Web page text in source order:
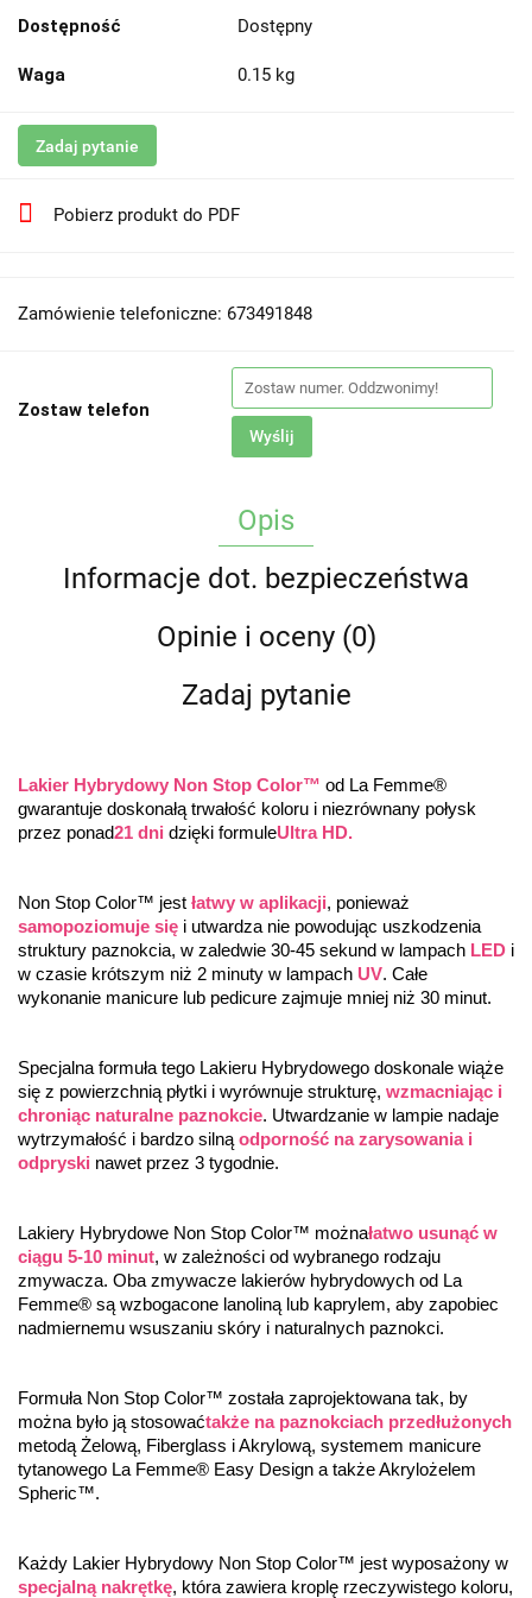
Dostępność Dostępny
Waga 0.15 kg
Zadaj pytanie
Pobierz produkt do PDF
Zamówienie telefoniczne: 673491848
Zostaw telefon
Wyślij
Opis
Informacje dot. bezpieczeństwa
Opinie i oceny (0)
Zadaj pytanie
Lakier Hybrydowy Non Stop Color™ od La Femme®
gwarantuje doskonałą trwałość koloru i niezrównany połysk
przez ponad21 dni dzięki formuleUltra HD.
Non Stop Color™ jest łatwy w aplikacji
samopoziomuje się i utwardza nie powodując uszkodzenia
struktury paznokcia, w zaledwie 30-45 sekund w lampach LED i
w czasie krótszym niż 2 minuty w lampach UV. Całe
wykonanie manicure lub pedicure zajmuje mniej niż 30 minut.
Specjalna formuła tego Lakieru Hybrydowego doskonale wiąże
się z powierzchnią płytki i wyrównuje strukturę, wzmacniając i
chroniąc naturalne paznokcie. Utwardzanie w lampie nadaje
wytrzymałość i bardzo silną odporność na zarysowania i
odpryski nawet przez 3 tygodnie.
Lakiery Hybrydowe Non Stop Color™ możnałatwo usunąć w
ciągu 5-10 minut, w zależności od wybranego rodzaju
zmywacza. Oba zmywacze lakierów hybrydowych od La
Femme® są wzbogacone lanoliną lub kaprylem, aby zapobiec
nadmiernemu wsuszaniu skóry i naturalnych paznokci.
Formuła Non Stop Color™ została zaprojektowana tak, by
można było ją stosowaćtakże na paznokciach przedłużonych
metodą Żelową, Fiberglass i Akrylową, systemem manicure
tytanowego La Femme® Easy Design a także Akrylożelem
Spheric™.
specjalną nakrętkę, która zawiera kroplę rzeczywistego koloru,